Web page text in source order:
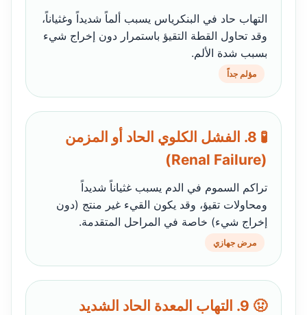
التهاب حاد في البنكرياس يسبب ألماً شديداً وغثياناً،
وقد تحاول القطة التقيؤ باستمرار دون إخراج شيء
بسبب شدة الألم.
مؤلم جداً
🧪 8. الفشل الكلوي الحاد أو المزمن
(Renal Failure)
تراكم السموم في الدم يسبب غثياناً شديداً
ومحاولات تقيؤ، وقد يكون القيء غير منتج (دون
إخراج شيء) خاصة في المراحل المتقدمة.
مرض جهازي
🤢 9. التهاب المعدة الحاد الشديد